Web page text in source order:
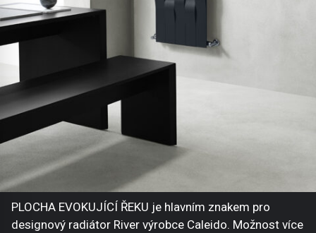
PLOCHA EVOKUJÍCÍ ŘEKU je hlavním znakem pro
designový radiátor River výrobce Caleido. Možnost více